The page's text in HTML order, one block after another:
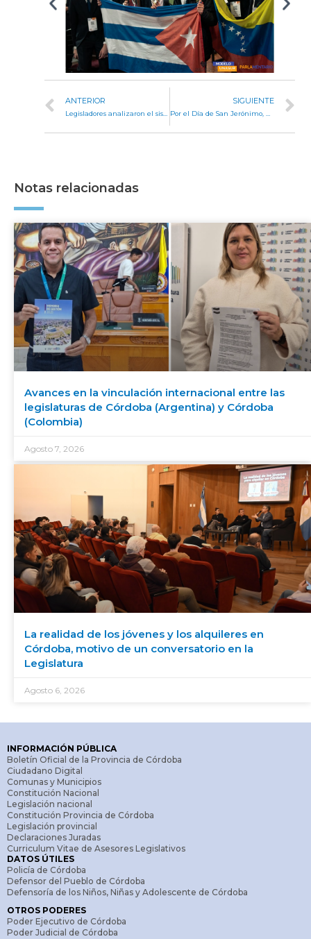
ANTERIOR
Legisladores analizaron el sistema de adopciones en la provincia
SIGUIENTE
Notas relacionadas
Avances en la vinculación internacional entre las
legislaturas de Córdoba (Argentina) y Córdoba
(Colombia)
Agosto 7, 2026
La realidad de los jóvenes y los alquileres en
Córdoba, motivo de un conversatorio en la
Legislatura
Agosto 6, 2026
INFORMACIÓN PÚBLICA
Boletín Oficial de la Provincia de Córdoba
Ciudadano Digital
Comunas y Municipios
Constitución Nacional
Legislación nacional
Constitución Provincia de Córdoba
Legislación provincial
Declaraciones Juradas
Curriculum Vitae de Asesores Legislativos
DATOS ÚTILES
Policía de Córdoba
Defensor del Pueblo de Córdoba
Defensoría de los Niños, Niñas y Adolescente de Córdoba
OTROS PODERES
Poder Ejecutivo de Córdoba
Poder Judicial de Córdoba